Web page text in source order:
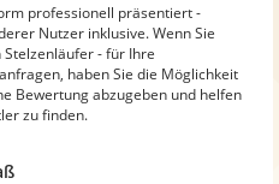
professionell präsentiert -
Nutzer inklusive. Wenn Sie
- für Ihre
haben Sie die Möglichkeit
Bewertung abzugeben und helfen
zu finden.